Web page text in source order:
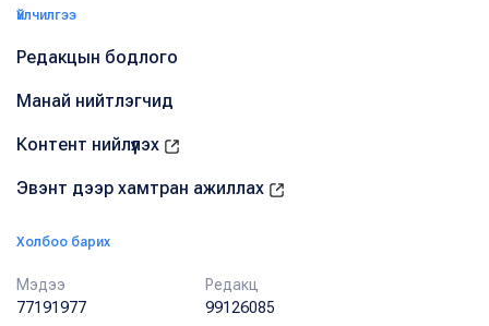
Үйлчилгээ
Редакцын бодлого
Манай нийтлэгчид
Контент нийлүүлэх
Эвэнт дээр хамтран ажиллах
Холбоо барих
Мэдээ
77191977
Редакц
99126085